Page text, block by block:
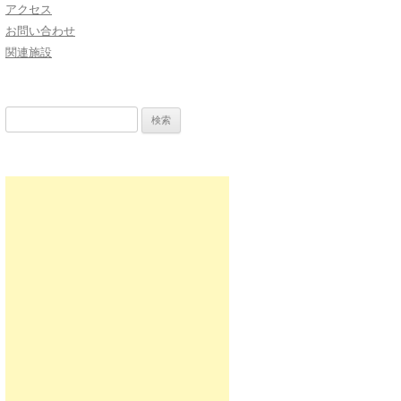
アクセス
お問い合わせ
関連施設